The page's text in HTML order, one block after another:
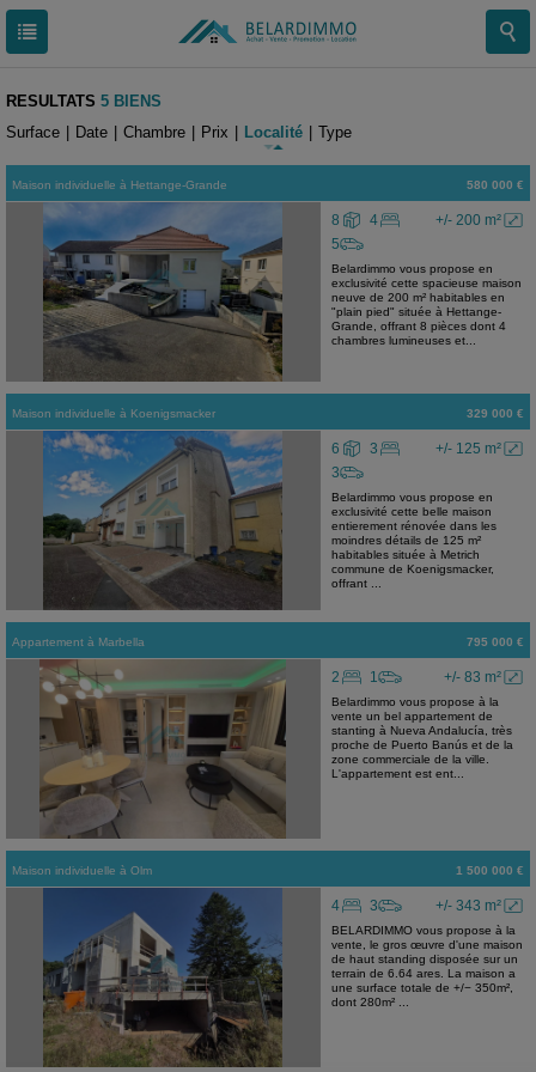
RESULTATS 5 BIENS
Surface
Date Chambre Prix Localité Type
Maison individuelle à Hettange-Grande 580 000 €
+/- 200 m²
8
4
5
Belardimmo vous propose en
exclusivité cette spacieuse maison
neuve de 200 m² habitables en
"plain pied" située à Hettange-
Grande, offrant 8 pièces dont 4
chambres lumineuses et...
Maison individuelle à Koenigsmacker 329 000 €
+/- 125 m²
6
3
3
Belardimmo vous propose en
exclusivité cette belle maison
entierement rénovée dans les
moindres détails de 125 m²
habitables située à Metrich
commune de Koenigsmacker,
offrant ...
Appartement à Marbella 795 000 €
+/- 83 m²
2 1
Belardimmo vous propose à la
vente un bel appartement de
stanting à Nueva Andalucía, très
proche de Puerto Banús et de la
zone commerciale de la ville.
L'appartement est ent...
Maison individuelle à Olm 1 500 000 €
+/- 343 m²
4 3
BELARDIMMO vous propose à la
vente, le gros œuvre d'une maison
de haut standing disposée sur un
terrain de 6.64 ares. La maison a
une surface totale de +/− 350m²,
dont 280m² ...